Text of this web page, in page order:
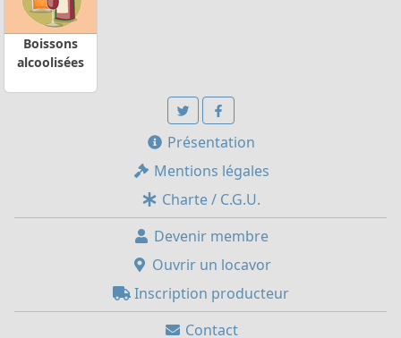
Boissons
alcoolisées
Présentation
Mentions légales
Charte / C.G.U.
Devenir membre
Ouvrir un locavor
Inscription producteur
Contact